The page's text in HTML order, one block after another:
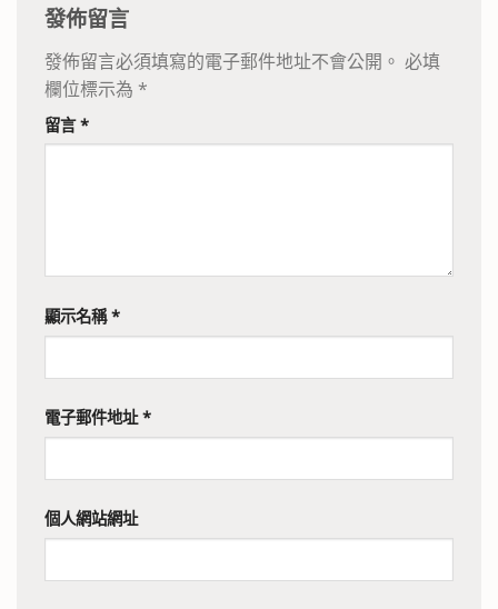
發佈留言
發佈留言必須填寫的電子郵件地址不會公開。 必填
欄位標示為 *
留言*
顯示名稱*
電子郵件地址*
個人網站網址